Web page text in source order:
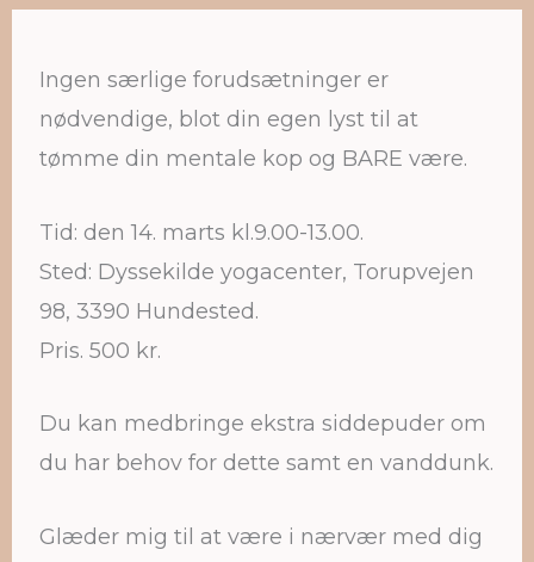
Ingen særlige forudsætninger er
nødvendige, blot din egen lyst til at
tømme din mentale kop og BARE være.
Tid: den 14. marts kl.9.00-13.00.
Sted: Dyssekilde yogacenter, Torupvejen
98, 3390 Hundested.
Pris. 500 kr.
Du kan medbringe ekstra siddepuder om
du har behov for dette samt en vanddunk.
Glæder mig til at være i nærvær med dig